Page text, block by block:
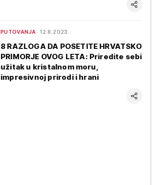
PUTOVANJA 12.8.2023.
8 RAZLOGA DA POSETITE HRVATSKO
PRIMORJE OVOG LETA: Priredite sebi
užitak u kristalnom moru,
impresivnoj prirodi i hrani